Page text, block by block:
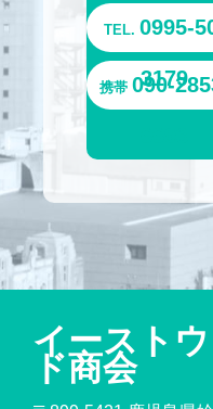
TEL. 0995-
3179
携帯 090-
イースト
ド商会